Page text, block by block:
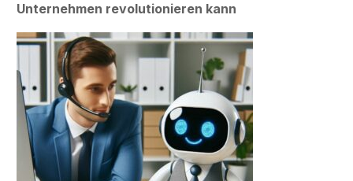
Unternehmen revolutionieren kann